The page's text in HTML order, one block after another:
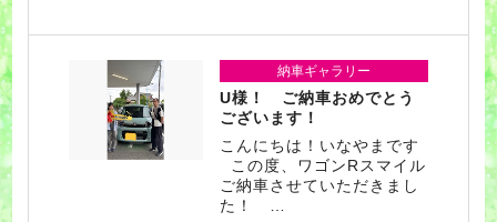
納車ギャラリー
U様！ ご納車おめでとう
ございます！
こんにちは！いなやまです
この度、ワゴンRスマイル
ご納車させていただきまし
た！ …